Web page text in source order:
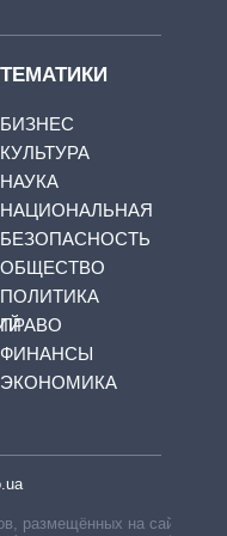
ТЕМАТИКИ
БИЗНЕС
КУЛЬТУРА
НАУКА
НАЦИОНАЛЬНАЯ
БЕЗОПАСНОСТЬ
ОБЩЕСТВО
ПОЛИТИКА
ПРАВО
ФИНАНСЫ
ЭКОНОМИКА
размещённых на сайте,